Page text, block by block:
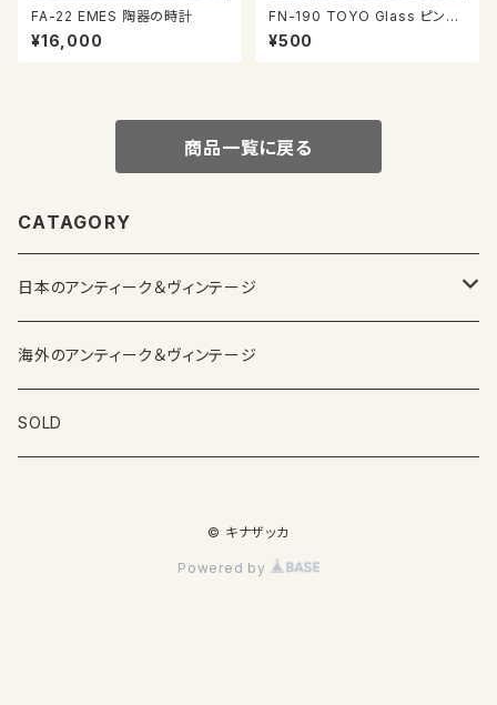
FA-22 EMES 陶器の時計
¥16,000
FN-190 TOYO Glass ピンク
のお皿
¥500
商品一覧に戻る
CATAGORY
日本のアンティーク＆ヴィンテージ
カップ＆ソーサー
ガラス製品
海外のアンティーク＆ヴィンテージ
SOLD
© キナザッカ
Powered by